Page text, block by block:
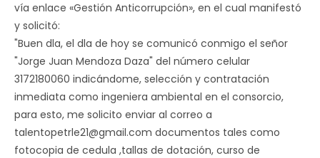
vía enlace «Gestión Anticorrupción», en el cual manifestó
y solicitó:
"Buen dla, el dla de hoy se comunicó conmigo el señor
"Jorge Juan Mendoza Daza" del número celular
3172180060 indicándome, selección y contratación
inmediata como ingeniera ambiental en el consorcio,
para esto, me solicito enviar al correo a
talentopetrle21@gmail.com documentos tales como
fotocopia de cedula ,tallas de dotación, curso de